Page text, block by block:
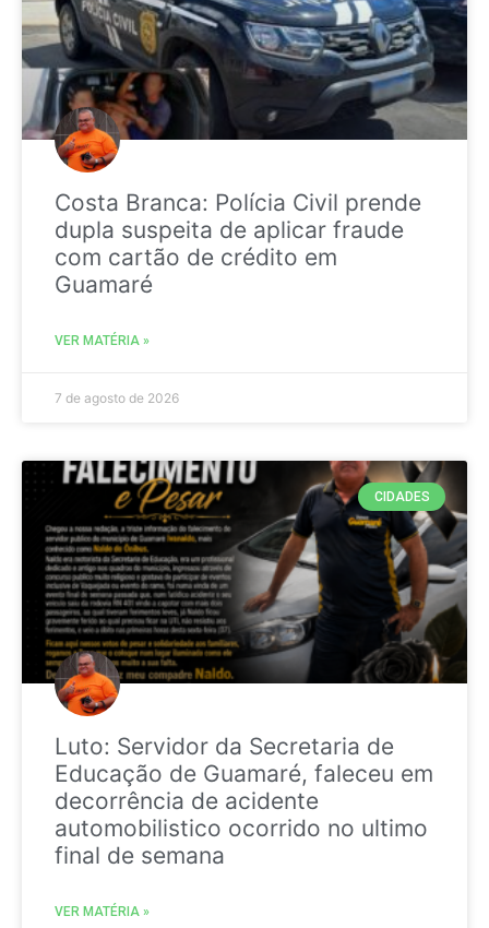
Costa Branca: Polícia Civil prende
dupla suspeita de aplicar fraude
com cartão de crédito em
Guamaré
VER MATÉRIA »
7 de agosto de 2026
CIDADES
Luto: Servidor da Secretaria de
Educação de Guamaré, faleceu em
decorrência de acidente
automobilistico ocorrido no ultimo
final de semana
VER MATÉRIA »